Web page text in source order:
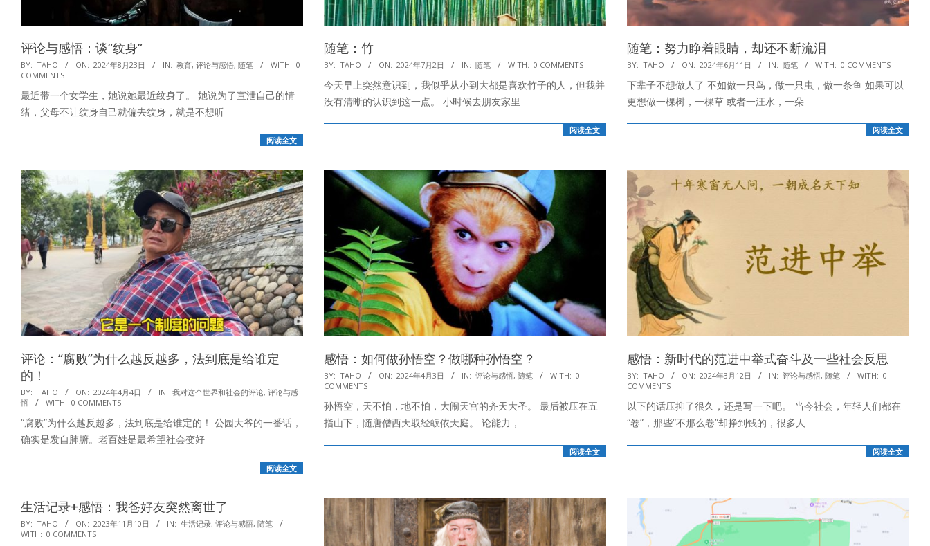
评论与感悟：谈“纹身”
2024-
08-
23
BY: TAHO ON: 2024年8月23日 IN: 教育, 评论与感悟, 随笔 WITH: 0
COMMENTS
最近带一个女学生，她说她最近纹身了。 她说为了宣泄自己的情
绪，父母不让纹身自己就偏去纹身，就是不想听
阅读全文
随笔：竹
2024-
07-
02
BY: TAHO ON: 2024年7月2日 IN: 随笔 WITH: 0 COMMENTS
今天早上突然意识到，我似乎从小到大都是喜欢竹子的人，但我并
没有清晰的认识到这一点。 小时候去朋友家里
阅读全文
随笔：努力睁着眼睛，却还不断流泪
2024-
06-
11
BY: TAHO ON: 2024年6月11日 IN: 随笔 WITH: 0 COMMENTS
下辈子不想做人了 不如做一只鸟，做一只虫，做一条鱼 如果可以
更想做一棵树，一棵草 或者一汪水，一朵
阅读全文
评论：“腐败”为什么越反越多，法到底是给谁定
的！
2024-
04-
04
BY: TAHO ON: 2024年4月4日 IN: 我对这个世界和社会的评论, 评论与感
悟
WITH: 0 COMMENTS
“腐败”为什么越反越多，法到底是给谁定的！ 公园大爷的一番话，
确实是发自肺腑。老百姓是最希望社会变好
阅读全文
感悟：如何做孙悟空？做哪种孙悟空？
2024-
04-
03
BY: TAHO ON: 2024年4月3日 IN: 评论与感悟, 随笔 WITH: 0
COMMENTS
孙悟空，天不怕，地不怕，大闹天宫的齐天大圣。 最后被压在五
指山下，随唐僧西天取经皈依天庭。 论能力，
阅读全文
感悟：新时代的范进中举式奋斗及一些社会反思
2024-
03-
12
BY: TAHO ON: 2024年3月12日 IN: 评论与感悟, 随笔 WITH: 0
COMMENTS
以下的话压抑了很久，还是写一下吧。 当今社会，年轻人们都在
“卷”，那些“不那么卷”却挣到钱的，很多人
阅读全文
生活记录+感悟：我爸好友突然离世了
2023-
11-
BY: TAHO ON: 2023年11月10日 IN: 生活记录, 评论与感悟, 随笔
WITH: 0 COMMENTS